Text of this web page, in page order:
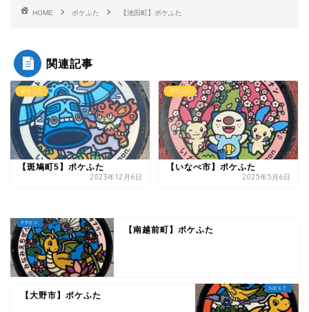
HOME ポケふた 【池田町】ポケふた
関連記事
ポケふた
【斑鳩町5】ポケふた
2023年12月6日
ポケふた
【いなべ市】ポケふた
2025年5月6日
【南越前町】ポケふた
【大野市】ポケふた